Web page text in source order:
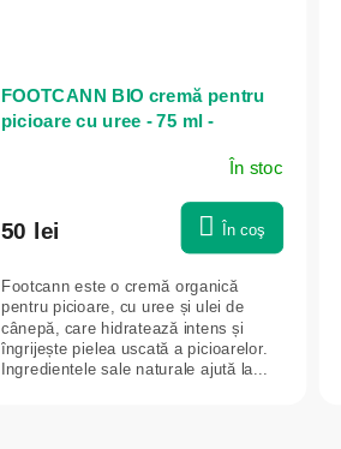
FOOTCANN BIO cremă pentru
picioare cu uree - 75 ml -
În stoc
50 lei În coş
Footcann este o cremă organică
pentru picioare, cu uree și ulei de
cânepă, care hidratează intens și
îngrijește pielea uscată a picioarelor.
Ingredientele sale naturale ajută la...